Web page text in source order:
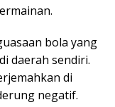
bola yang
daerah sendiri.
di
negatif.